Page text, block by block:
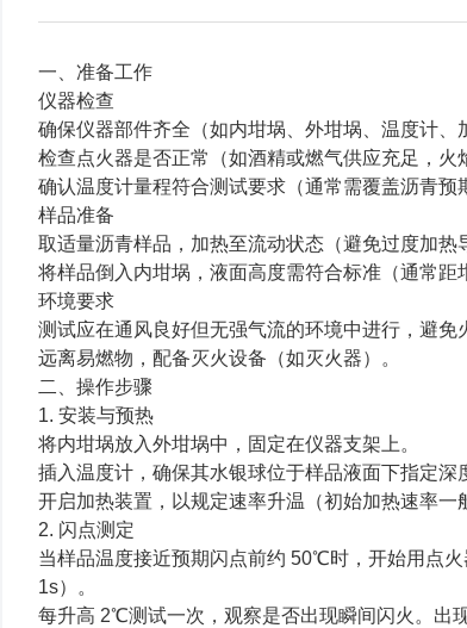
一、准备工作
仪器检查
确保仪器部件齐全（如内坩埚、外坩埚、温度计、
检查点火器是否正常（如酒精或燃气供应充足，火
确认温度计量程符合测试要求（通常需覆盖沥青预
样品准备
取适量沥青样品，加热至流动状态（避免过度加热
将样品倒入内坩埚，液面高度需符合标准（通常距
环境要求
测试应在通风良好但无强气流的环境中进行，避免
远离易燃物，配备灭火设备（如灭火器）。
二、操作步骤
1. 安装与预热
将内坩埚放入外坩埚中，固定在仪器支架上。
插入温度计，确保其水银球位于样品液面下指定深
开启加热装置，以规定速率升温（初始加热速率
2. 闪点测定
当样品温度接近预期闪点前约 50℃时，开始用点
1s）。
每升高 2℃测试一次，观察是否出现瞬间闪火。出